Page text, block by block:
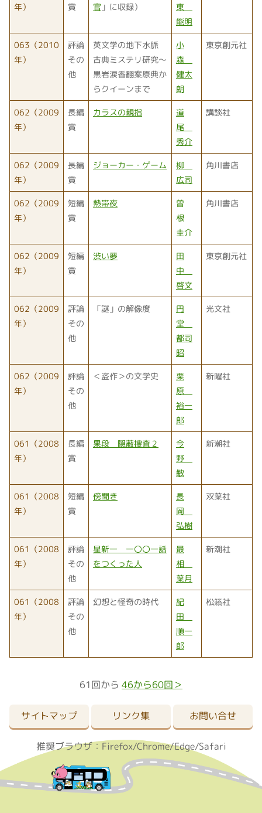
年）
賞
官 」に収録）
東
能明
063（2010
年）
評論
その
他
英文学の地下水脈
古典ミステリ研究〜
黒岩涙香翻案原典か
らクイーンまで
小
森
健太
朗
東京創元社
062（2009
年）
長編
賞
カラスの親指
道
尾
秀介
講談社
062（2009
年）
長編
賞
ジョーカー・ゲーム
柳
広司
角川書店
062（2009
年）
短編
賞
熱帯夜
曽
根
圭介
角川書店
062（2009
年）
短編
賞
渋い夢
田
中
啓文
東京創元社
062（2009
年）
評論
その
他
「謎」の解像度
円
堂
都司
昭
光文社
062（2009
年）
評論
その
他
＜盗作＞の文学史
栗
原
裕一
郎
新曜社
061（2008
年）
長編
賞
果段 隠蔽捜査２
今
野
敏
新潮社
061（2008
年）
短編
賞
傍聞き
長
岡
弘樹
双葉社
061（2008
年）
評論
その
他
星新一 一〇〇一話
をつくった人
最
相
葉月
新潮社
061（2008
年）
評論
その
他
幻想と怪奇の時代
紀
田
順一
郎
松籟社
61回から 46から60回＞
サイトマップ リンク集 お問い合せ
推奨ブラウザ：Firefox/Chrome/Edge/Safari